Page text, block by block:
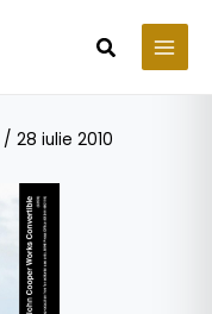
Search
/ 28 iulie 2010